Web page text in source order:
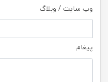
وب سایت / وبلاگ
پیغام